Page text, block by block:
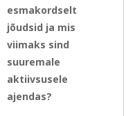
esmakordselt
jõudsid ja mis
viimaks sind
suuremale
aktiivsusele
ajendas?